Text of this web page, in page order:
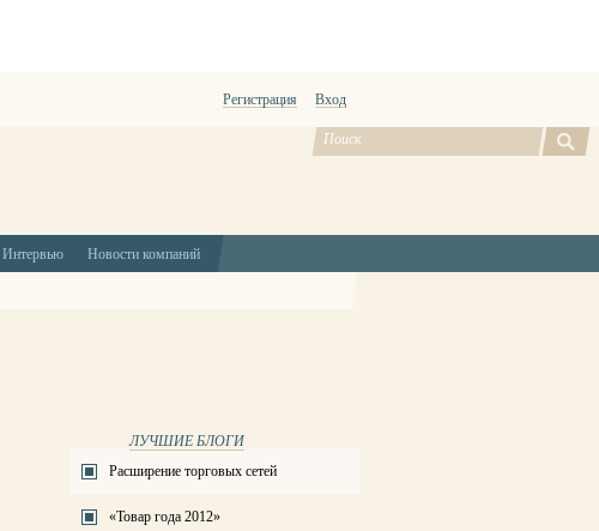
Регистрация Вход
Интервью Новости компаний
ЛУЧШИЕ БЛОГИ
Расширение торговых сетей
«Товар года 2012»